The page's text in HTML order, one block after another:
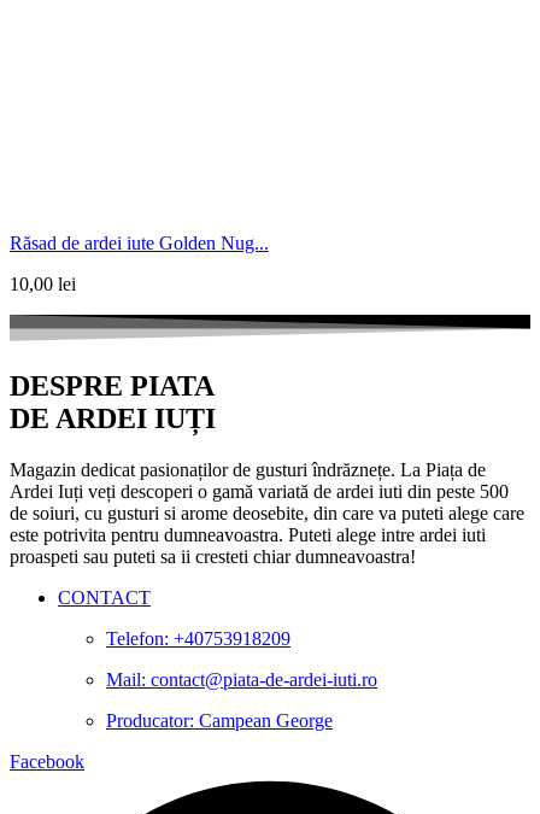
Răsad de ardei iute Golden Nug...
10,00 lei
DESPRE PIATA
DE ARDEI IUȚI
Magazin dedicat pasionaților de gusturi îndrăznețe. La Piața de
Ardei Iuți veți descoperi o gamă variată de ardei iuti din peste 500
de soiuri, cu gusturi si arome deosebite, din care va puteti alege care
este potrivita pentru dumneavoastra. Puteti alege intre ardei iuti
proaspeti sau puteti sa ii cresteti chiar dumneavoastra!
CONTACT
Telefon: +40753918209
Mail: contact@piata-de-ardei-iuti.ro
Producator: Campean George
Facebook